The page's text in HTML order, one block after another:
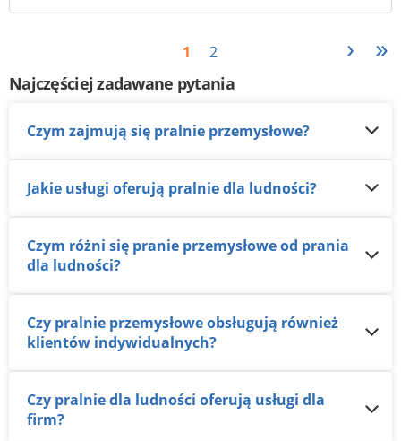
1 2 › »
Najczęściej zadawane pytania
Czym zajmują się pralnie przemysłowe?
Jakie usługi oferują pralnie dla ludności?
Czym różni się pranie przemysłowe od prania
dla ludności?
Czy pralnie przemysłowe obsługują również
klientów indywidualnych?
Czy pralnie dla ludności oferują usługi dla
firm?